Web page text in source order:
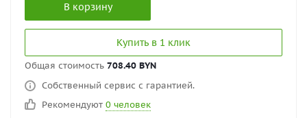
В корзину
Купить в 1 клик
Общая стоимость 708.40 BYN
Собственный сервис с гарантией.
Рекомендуют 0 человек